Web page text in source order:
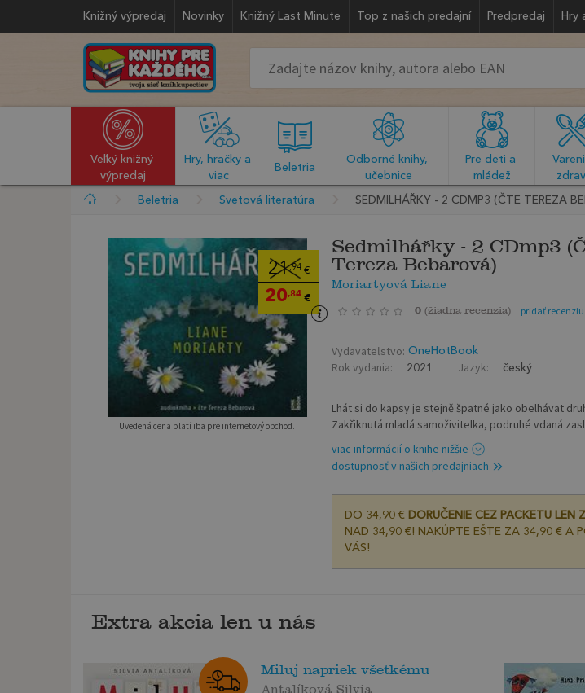
Knižný výpredaj Novinky Knižný Last Minute Top z našich predajní Predpredaj Hry
Veľký knižný
výpredaj
Hry, hračky a
viac
Beletria
Odborné knihy,
učebnice
Pre deti a
mládež
Beletria Svetová literatúra SEDMILHÁŘKY - 2 CDMP3 (ČTE TEREZA
21,94 €
20,84 €
Uvedená cena platí iba pre internetový obchod.
Sedmilhářky - 2 CDmp3
Tereza Bebarová)
Moriartyová Liane
0 (žiadna recenzia) pridať recenziu
Vydavateľstvo: OneHotBook
Rok vydania: 2021 Jazyk: český
Lhát si do kapsy je stejně špatné jako obelhávat
Zakřiknutá mladá samoživitelka, podruhé vdaná
viac informácií o knihe nižšie
dostupnosť v našich predajniach
DO 34,90 € DORUČENIE CEZ PACKETU LEN
NAD 34,90 €! NAKÚPTE EŠTE ZA 34,90 € A
VÁS!
Extra akcia len u nás
Miluj napriek všetkému
Antalíková Silvia